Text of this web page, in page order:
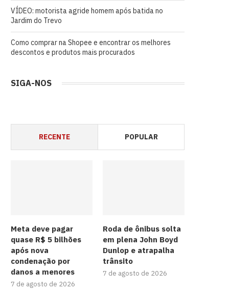
VÍDEO: motorista agride homem após batida no
Jardim do Trevo
Como comprar na Shopee e encontrar os melhores
descontos e produtos mais procurados
SIGA-NOS
RECENTE POPULAR
Meta deve pagar
quase R$ 5 bilhões
após nova
condenação por
danos a menores
7 de agosto de 2026
Roda de ônibus solta
em plena John Boyd
Dunlop e atrapalha
trânsito
7 de agosto de 2026